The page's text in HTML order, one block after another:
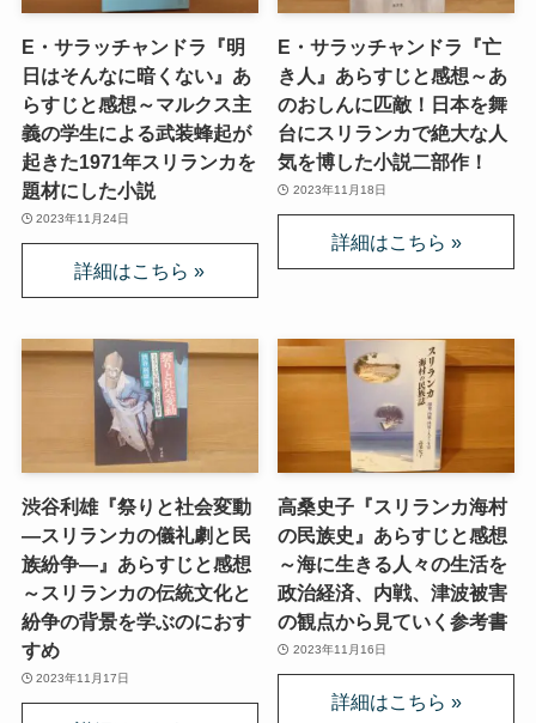
E・サラッチャンドラ『明
日はそんなに暗くない』あ
らすじと感想～マルクス主
義の学生による武装蜂起が
起きた1971年スリランカを
題材にした小説
2023年11月24日
E・サラッチャンドラ『亡
き人』あらすじと感想～あ
のおしんに匹敵！日本を舞
台にスリランカで絶大な人
気を博した小説二部作！
2023年11月18日
渋谷利雄『祭りと社会変動
—スリランカの儀礼劇と民
族紛争—』あらすじと感想
～スリランカの伝統文化と
紛争の背景を学ぶのにおす
すめ
2023年11月17日
高桑史子『スリランカ海村
の民族史』あらすじと感想
～海に生きる人々の生活を
政治経済、内戦、津波被害
の観点から見ていく参考書
2023年11月16日